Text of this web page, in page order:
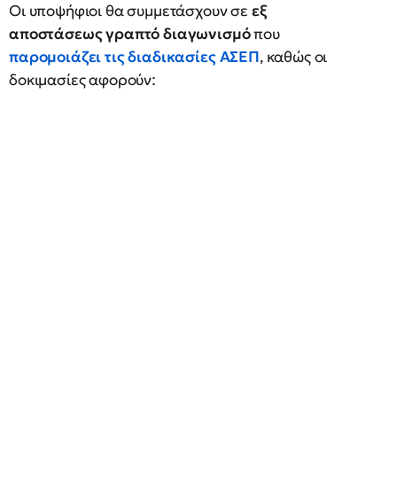
Οι υποψήφιοι θα συμμετάσχουν σε εξ
αποστάσεως γραπτό διαγωνισμόπου
παρομοιάζει τις διαδικασίεςΑΣΕΠ, καθώς οι
δοκιμασίες αφορούν: